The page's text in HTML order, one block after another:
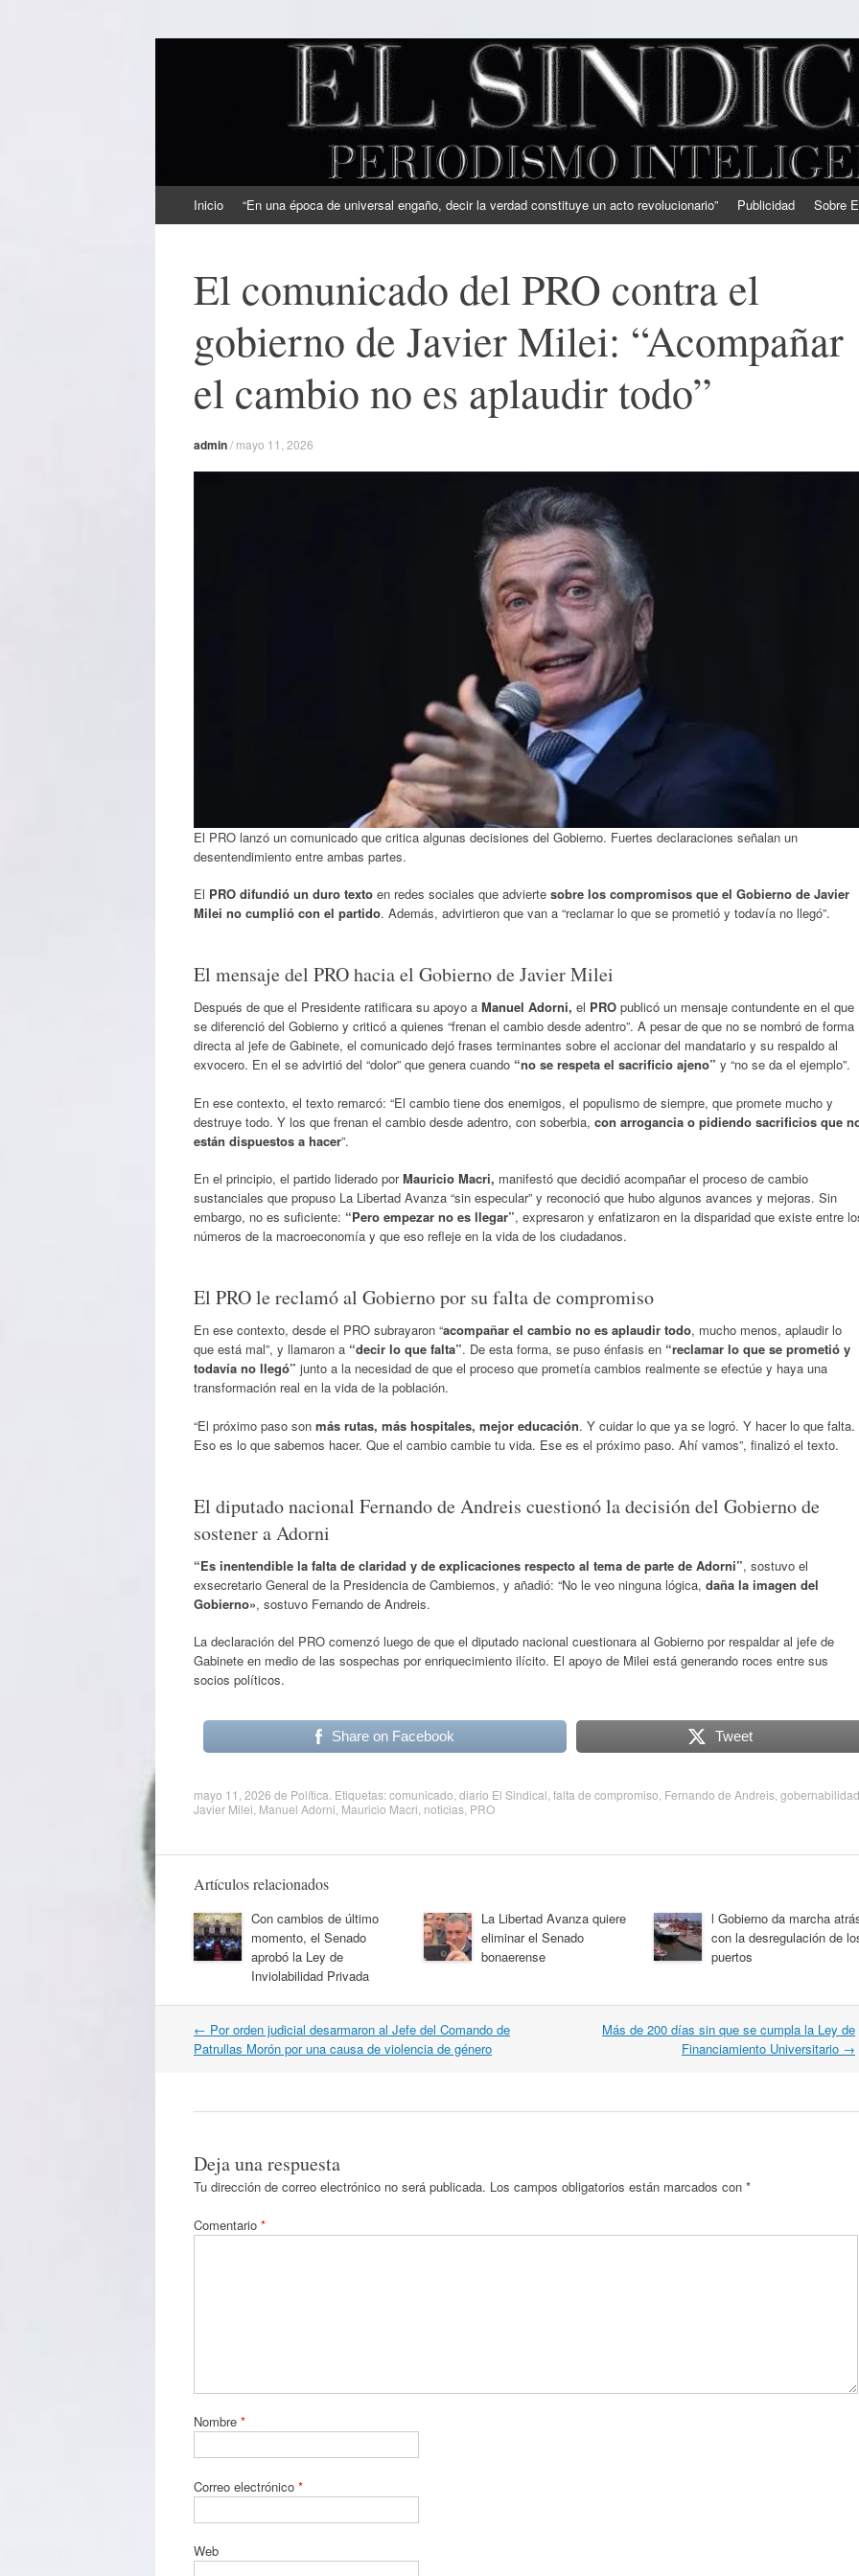
EL SINDICAL
Periodismo Inteligente
al
Inicio “En una época de universal engaño, decir la verdad constituye un acto revolucionario” Publicidad Sobre
El comunicado del PRO contra el
gobierno de Javier Milei: “Acompañar
el cambio no es aplaudir todo”
admin/ mayo 11, 2026
El PRO lanzó un comunicado que critica algunas decisiones del Gobierno. Fuertes declaraciones señalan un
desentendimiento entre ambas partes.
El PRO difundió un duro texto en redes sociales que advierte sobre los compromisos que el Gobierno de Javier
Milei no cumplió con el partido. Además, advirtieron que van a “reclamar lo que se prometió y todavía no llegó”.
El mensaje del PRO hacia el Gobierno de Javier Milei
Después de que el Presidente ratificara su apoyo a Manuel Adorni, el PRO publicó un mensaje contundente en el que
se diferenció del Gobierno y criticó a quienes “frenan el cambio desde adentro”. A pesar de que no se nombró de forma
directa al jefe de Gabinete, el comunicado dejó frases terminantes sobre el accionar del mandatario y su respaldo al
exvocero. En el se advirtió del “dolor” que genera cuando “no se respeta el sacrificio ajeno” y “no se da el ejemplo”.
En ese contexto, el texto remarcó: “El cambio tiene dos enemigos, el populismo de siempre, que promete mucho y
destruye todo. Y los que frenan el cambio desde adentro, con soberbia, con arrogancia o pidiendo sacrificios que
están dispuestos a hacer”.
En el principio, el partido liderado porMauricio Macri, manifestó que decidió acompañar el proceso de cambio
sustanciales que propuso La Libertad Avanza “sin especular” y reconoció que hubo algunos avances y mejoras. Sin
embargo, no es suficiente: “Pero empezar no es llegar”, expresaron y enfatizaron en la disparidad que existe entre
números de la macroeconomía y que eso refleje en la vida de los ciudadanos.
El PRO le reclamó al Gobierno por su falta de compromiso
En ese contexto, desde el PRO subrayaron “acompañar el cambio no es aplaudir todo, mucho menos, aplaudir lo
que está mal”, y llamaron a “decir lo que falta”. De esta forma, se puso énfasis en “reclamar lo que se prometió y
todavía no llegó” junto a la necesidad de que el proceso que prometía cambios realmente se efectúe y haya una
transformación real en la vida de la población.
“El próximo paso son más rutas, más hospitales, mejor educación. Y cuidar lo que ya se logró. Y hacer lo que falta.
Eso es lo que sabemos hacer. Que el cambio cambie tu vida. Ese es el próximo paso. Ahí vamos”, finalizó el texto.
El diputado nacional Fernando de Andreis cuestionó la decisión del Gobierno de
sostener a Adorni
“Es inentendible la falta de claridad y de explicaciones respecto al tema de parte de Adorni”, sostuvo el
exsecretario General de la Presidencia de Cambiemos, y añadió: “No le veo ninguna lógica, daña la imagen del
Gobierno», sostuvo Fernando de Andreis.
La declaración del PRO comenzó luego de que el diputado nacional cuestionara al Gobierno por respaldar al jefe de
Gabinete en medio de las sospechas por enriquecimiento ilícito. El apoyo de Milei está generando roces entre sus
socios políticos.
Share on Facebook Tweet
mayo 11, 2026 de Política . Etiquetas:comunicado diario El Sindical falta de compromiso Fernando de Andreis gobernabilidad
Javier Milei Manuel Adorni Mauricio Macri noticias PRO
Artículos relacionados
Con cambios de último
momento, el Senado
aprobó la Ley de
Inviolabilidad Privada
La Libertad Avanza quiere
eliminar el Senado
bonaerense
l Gobierno da marcha
con la desregulación de
puertos
Navegación
por
← Por orden judicial desarmaron al Jefe del Comando de
Patrullas Morón por una causa de violencia de género
Más de 200 días sin que se cumpla la Ley de
Financiamiento Universitario →
Deja una respuesta
Tu dirección de correo electrónico no será publicada. Los campos obligatorios están marcados con *
Comentario *
Nombre *
Correo electrónico *
Web